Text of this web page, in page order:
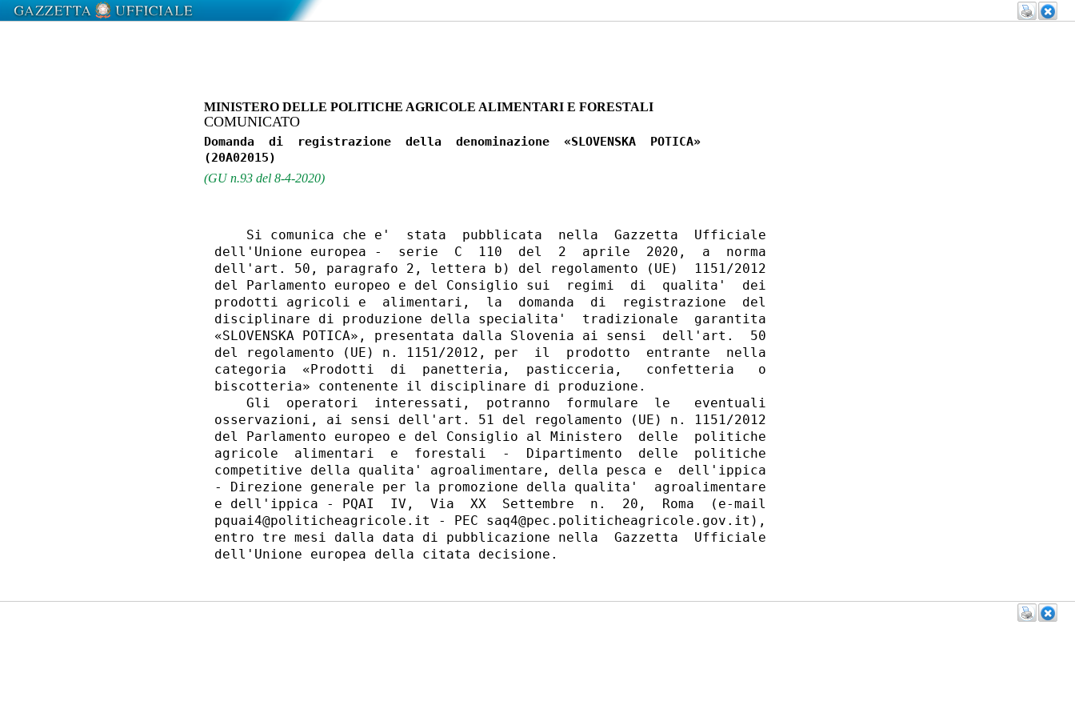
MINISTERO DELLE POLITICHE AGRICOLE ALIMENTARI E FORESTALI
COMUNICATO
Domanda  di  registrazione  della  denominazione  «SLOVENSKA  POTICA»
(GU n.93 del 8-4-2020)
    Si comunica che e'  stata  pubblicata  nella  Gazzetta  Ufficiale
dell'Unione europea -  serie  C  110  del  2  aprile  2020,  a  norma
dell'art. 50, paragrafo 2, lettera b) del regolamento (UE)  1151/2012
del Parlamento europeo e del Consiglio sui  regimi  di  qualita'  dei
prodotti agricoli e  alimentari,  la  domanda  di  registrazione  del
disciplinare di produzione della specialita'  tradizionale  garantita
«SLOVENSKA POTICA», presentata dalla Slovenia ai sensi  dell'art.  50
del regolamento (UE) n. 1151/2012, per  il  prodotto  entrante  nella
categoria  «Prodotti  di  panetteria,  pasticceria,   confetteria   o
biscotteria» contenente il disciplinare di produzione.
    Gli  operatori  interessati,  potranno  formulare  le   eventuali
osservazioni, ai sensi dell'art. 51 del regolamento (UE) n. 1151/2012
del Parlamento europeo e del Consiglio al Ministero  delle  politiche
agricole  alimentari  e  forestali  -  Dipartimento  delle  politiche
competitive della qualita' agroalimentare, della pesca e  dell'ippica
- Direzione generale per la promozione della qualita'  agroalimentare
e dell'ippica - PQAI  IV,  Via  XX  Settembre  n.  20,  Roma  (e-mail
pquai4@politicheagricole.it - PEC saq4@pec.politicheagricole.gov.it),
entro tre mesi dalla data di pubblicazione nella  Gazzetta  Ufficiale